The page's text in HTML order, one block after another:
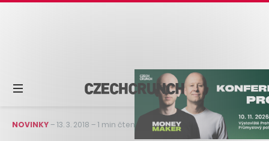
NOVINKY–13. 3. 2018 –1 min čtení